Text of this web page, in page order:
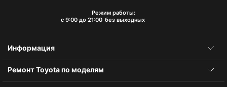
Режим работы:
с 9:00 до 21:00 без выходных
Информация
Ремонт Toyota по моделям